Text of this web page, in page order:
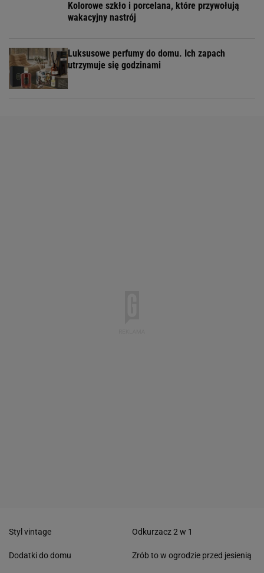
Kolorowe szkło i porcelana, które przywołują
wakacyjny nastrój
Luksusowe perfumy do domu. Ich zapach
utrzymuje się godzinami
Styl vintage
Dodatki do domu
Odkurzacz 2 w 1
Zrób to w ogrodzie przed jesienią